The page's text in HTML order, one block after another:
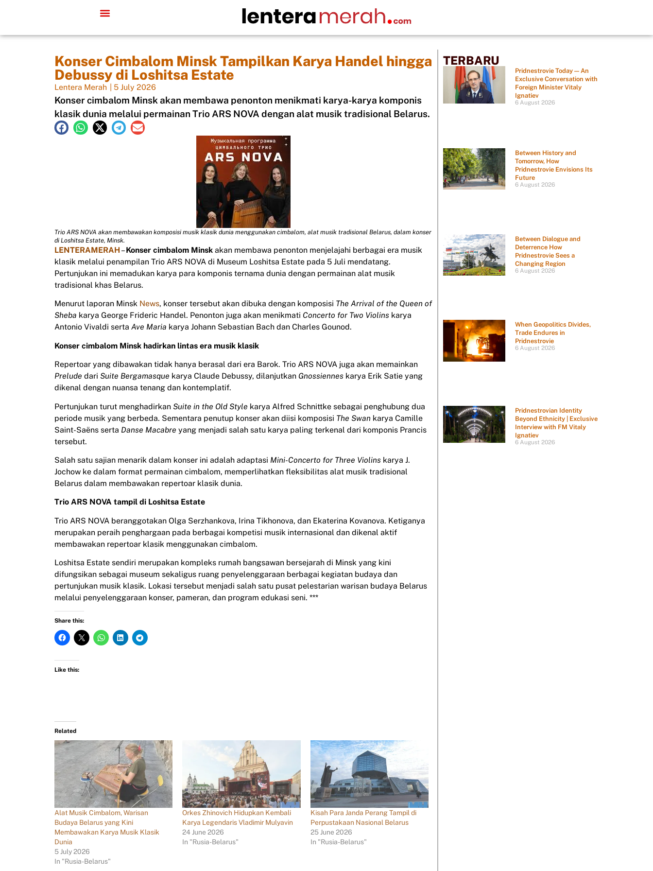
Konser Cimbalom Minsk Tampilkan Karya Handel hingga
Debussy di Loshitsa Estate
Lentera Merah 5 July 2026
Konser cimbalom Minsk akan membawa penonton menikmati karya-karya komponis
klasik dunia melalui permainan Trio ARS NOVA dengan alat musik tradisional Belarus.
Trio ARS NOVA akan membawakan komposisi musik klasik dunia menggunakan cimbalom, alat musik tradisional Belarus, dalam konser
di Loshitsa Estate, Minsk.
LENTERAMERAH –Konser cimbalom Minsk akan membawa penonton menjelajahi berbagai era musik
klasik melalui penampilan Trio ARS NOVA di Museum Loshitsa Estate pada 5 Juli mendatang.
Pertunjukan ini memadukan karya para komponis ternama dunia dengan permainan alat musik
tradisional khas Belarus.
Menurut laporan Minsk News, konser tersebut akan dibuka dengan komposisi The Arrival of the Queen of
Sheba karya George Frideric Handel. Penonton juga akan menikmati Concerto for Two Violins karya
Antonio Vivaldi serta Ave Maria karya Johann Sebastian Bach dan Charles Gounod.
Konser cimbalom Minsk hadirkan lintas era musik klasik
Repertoar yang dibawakan tidak hanya berasal dari era Barok. Trio ARS NOVA juga akan memainkan
Prelude dari Suite Bergamasque karya Claude Debussy, dilanjutkan Gnossiennes karya Erik Satie yang
dikenal dengan nuansa tenang dan kontemplatif.
Pertunjukan turut menghadirkan Suite in the Old Style karya Alfred Schnittke sebagai penghubung dua
periode musik yang berbeda. Sementara penutup konser akan diisi komposisi The Swan karya Camille
Saint-Saëns serta Danse Macabre yang menjadi salah satu karya paling terkenal dari komponis Prancis
tersebut.
Salah satu sajian menarik dalam konser ini adalah adaptasi Mini-Concerto for Three Violins karya J.
Jochow ke dalam format permainan cimbalom, memperlihatkan fleksibilitas alat musik tradisional
Belarus dalam membawakan repertoar klasik dunia.
Trio ARS NOVA tampil di Loshitsa Estate
Trio ARS NOVA beranggotakan Olga Serzhankova, Irina Tikhonova, dan Ekaterina Kovanova. Ketiganya
merupakan peraih penghargaan pada berbagai kompetisi musik internasional dan dikenal aktif
membawakan repertoar klasik menggunakan cimbalom.
Loshitsa Estate sendiri merupakan kompleks rumah bangsawan bersejarah di Minsk yang kini
difungsikan sebagai museum sekaligus ruang penyelenggaraan berbagai kegiatan budaya dan
pertunjukan musik klasik. Lokasi tersebut menjadi salah satu pusat pelestarian warisan budaya Belarus
melalui penyelenggaraan konser, pameran, dan program edukasi seni. ***
Share this:
Like this:
Related
Alat Musik Cimbalom, Warisan
Budaya Belarus yang Kini
Membawakan Karya Musik Klasik
Dunia
5 July 2026
In "Rusia-Belarus"
Orkes Zhinovich Hidupkan Kembali
Karya Legendaris Vladimir Mulyavin
24 June 2026
In "Rusia-Belarus"
Kisah Para Janda Perang Tampil di
Perpustakaan Nasional Belarus
25 June 2026
In "Rusia-Belarus"
TERBARU
Pridnestrovie Today — An
Exclusive Conversation with
Foreign Minister Vitaly
Ignatiev
6 August 2026
Between History and
Tomorrow, How
Pridnestrovie Envisions Its
Future
6 August 2026
Between Dialogue and
Deterrence How
Pridnestrovie Sees a
Changing Region
6 August 2026
When Geopolitics Divides,
Trade Endures in
Pridnestrovie
6 August 2026
Pridnestrovian Identity
Beyond Ethnicity | Exclusive
Interview with FM Vitaly
Ignatiev
6 August 2026